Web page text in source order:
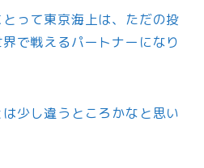
って東京海上は、ただの投
で戦えるパートナーになり
少し違うところかなと思い